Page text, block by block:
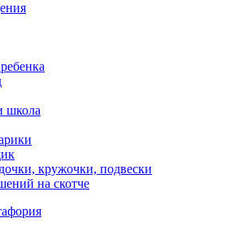
школа
кружочки, подвески
на скотче